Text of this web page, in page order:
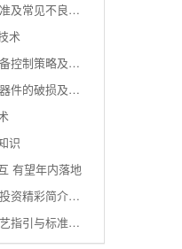
SMT电子厂锡膏印刷标准及常见不良分析汇总
术
电子厂SMT车间生产设备控制策略及对环境的要求|干货分享
SMT制程中预防贴片元器件的破损及撞件
识
有望年内落地
SMT／DIP技术-电子厂投资精彩简介与配置图示
SMT锡膏印刷步骤及工艺指引与标准及常不良